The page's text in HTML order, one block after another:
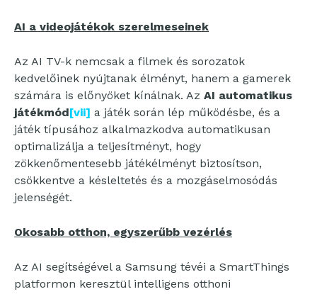
AI a videojátékok szerelmeseinek
Az AI TV-k nemcsak a filmek és sorozatok
kedvelőinek nyújtanak élményt, hanem a gamerek
számára is előnyöket kínálnak. Az AI automatikus
játékmód[vii] a játék során lép működésbe, és a
játék típusához alkalmazkodva automatikusan
optimalizálja a teljesítményt, hogy
zökkenőmentesebb játékélményt biztosítson,
csökkentve a késleltetés és a mozgáselmosódás
jelenségét.
Okosabb otthon, egyszerűbb vezérlés
Az AI segítségével a Samsung tévéi a SmartThings
platformon keresztül intelligens otthoni